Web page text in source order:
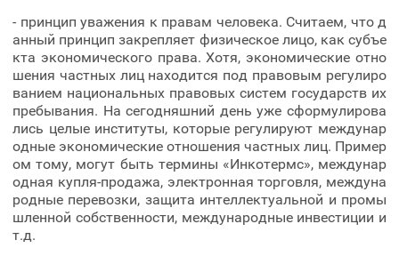
- принцип уважения к правам человека. Считаем, что д
анный принцип закрепляет физическое лицо, как субъе
кта экономического права. Хотя, экономические отно
шения частных лиц находится под правовым регулиро
ванием национальных правовых систем государств их
пребывания. На сегодняшний день уже сформулирова
лись целые институты, которые регулируют междунар
одные экономические отношения частных лиц. Пример
ом тому, могут быть термины «Инкотермс», междунар
одная купля-продажа, электронная торговля, междуна
родные перевозки, защита интеллектуальной и промы
шленной собственности, международные инвестиции и
т.д.